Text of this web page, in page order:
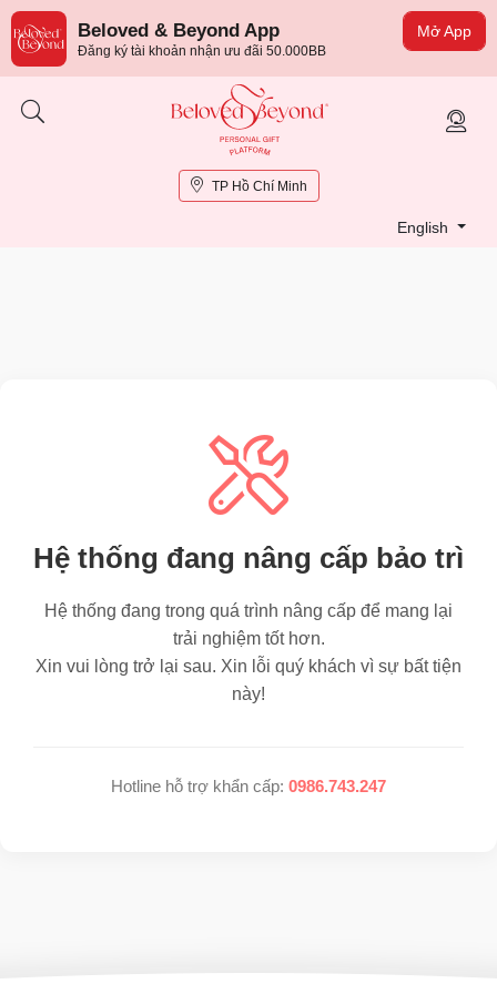
Mở App
Beloved & Beyond App
Đăng ký tài khoản nhận ưu đãi 50.000BB
TP Hồ Chí Minh
English
Hệ thống đang nâng cấp bảo trì
Hệ thống đang trong quá trình nâng cấp để mang lại
trải nghiệm tốt hơn.
Xin vui lòng trở lại sau. Xin lỗi quý khách vì sự bất tiện
này!
Hotline hỗ trợ khẩn cấp: 0986.743.247